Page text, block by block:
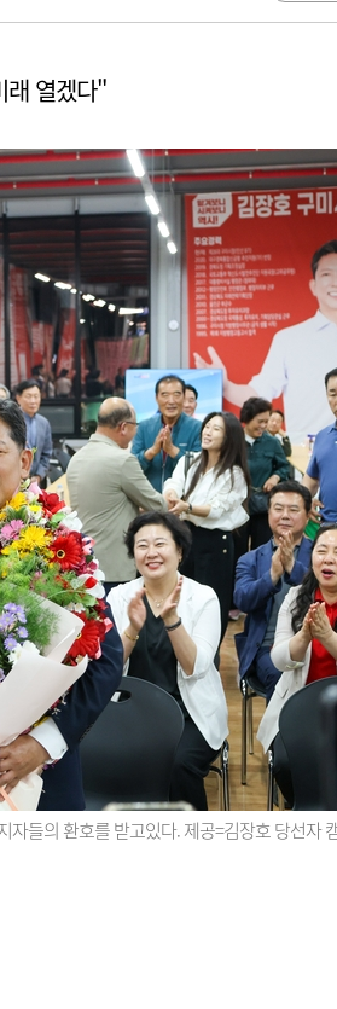
래 열겠다"
들의 환호를 받고있다. 제공=김장호 당선자